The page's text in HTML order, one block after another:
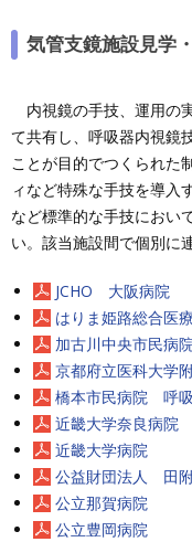
気管支鏡施設見学
内視鏡の手技、運用の
て共有し、呼吸器内視鏡
ことが目的でつくられた
ィなど特殊な手技を導入
など標準的な手技におい
い。該当施設間で個別に
JCHO 大阪病院
はりま姫路総合医
加古川中央市民病
京都府立医科大学
橋本市民病院 呼
近畿大学奈良病院
近畿大学病院
公益財団法人 田
公立那賀病院
公立豊岡病院